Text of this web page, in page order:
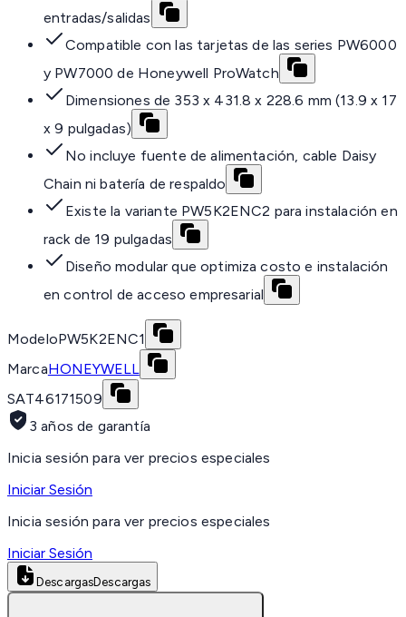
entradas/salidas
Compatible con las tarjetas de las series PW6000
y PW7000 de Honeywell ProWatch
Dimensiones de 353 x 431.8 x 228.6 mm (13.9 x 17
x 9 pulgadas)
No incluye fuente de alimentación, cable Daisy
Chain ni batería de respaldo
Existe la variante PW5K2ENC2 para instalación en
rack de 19 pulgadas
Diseño modular que optimiza costo e instalación
en control de acceso empresarial
ModeloPW5K2ENC1
MarcaHONEYWELL
SAT46171509
3 años de garantía
Inicia sesión para ver precios especiales
Iniciar Sesión
Inicia sesión para ver precios especiales
Iniciar Sesión
DescargasDescargas